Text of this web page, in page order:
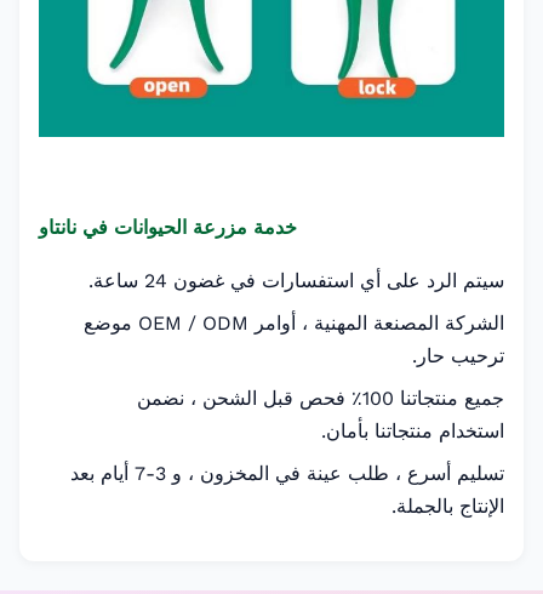
خدمة مزرعة الحيوانات في نانتاو
سيتم الرد على أي استفسارات في غضون 24 ساعة.
الشركة المصنعة المهنية ، أوامر OEM / ODM موضع
ترحيب حار.
جميع منتجاتنا 100٪ فحص قبل الشحن ، نضمن
استخدام منتجاتنا بأمان.
تسليم أسرع ، طلب عينة في المخزون ، و 3-7 أيام بعد
الإنتاج بالجملة.